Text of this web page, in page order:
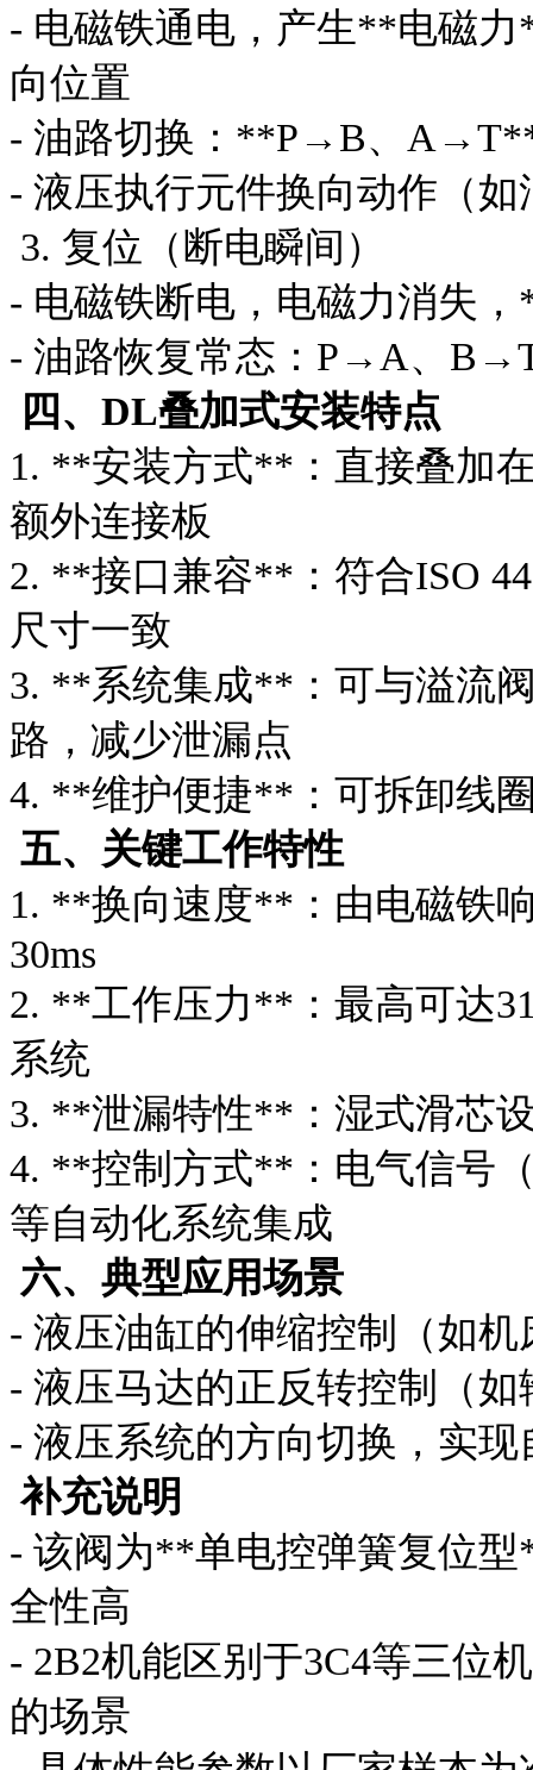
- 电磁铁通电，产生**电磁
向位置
- 油路切换：**P→B、
- 液压执行元件换向动作（如
3. 复位（断电瞬间）
- 电磁铁断电，电磁力消失
- 油路恢复常态：P→A、
四、DL叠加式安装特点
1. **安装方式**：直接叠加
额外连接板
2. **接口兼容**：符合ISO
尺寸一致
3. **系统集成**：可与溢流
路，减少泄漏点
4. **维护便捷**：可拆卸线
五、关键工作特性
1. **换向速度**：由电磁铁
30ms
2. **工作压力**：最高可达
系统
3. **泄漏特性**：湿式滑芯
4. **控制方式**：电气信号
等自动化系统集成
六、典型应用场景
- 液压油缸的伸缩控制（如
- 液压马达的正反转控制（
- 液压系统的方向切换，实
补充说明
- 该阀为**单电控弹簧复位
全性高
- 2B2机能区别于3C4等三位
的场景